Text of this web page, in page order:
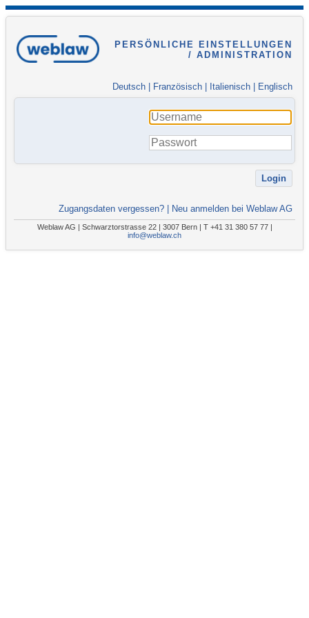
PERSÖNLICHE EINSTELLUNGEN
/ ADMINISTRATION
Deutsch Französisch Italienisch Englisch
Zugangsdaten vergessen? Neu anmelden bei Weblaw AG
Weblaw AG | Schwarztorstrasse 22 | 3007 Bern | T +41 31 380 57 77 |
info@weblaw.ch